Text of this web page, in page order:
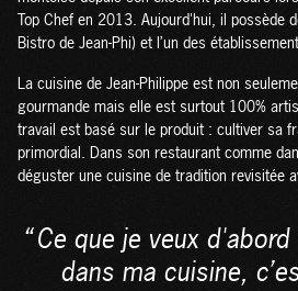
Top Chef en 2013. Aujourd'hui, il possède
Bistro de Jean-Phi) et l’un des
La cuisine de Jean-Philippe est non
gourmande mais elle est surtout 100%
travail est basé sur le produit : cultiver sa
primordial. Dans son restaurant comme
déguster une cuisine de tradition revisitée
Ce que je veux
dans ma cuisine,